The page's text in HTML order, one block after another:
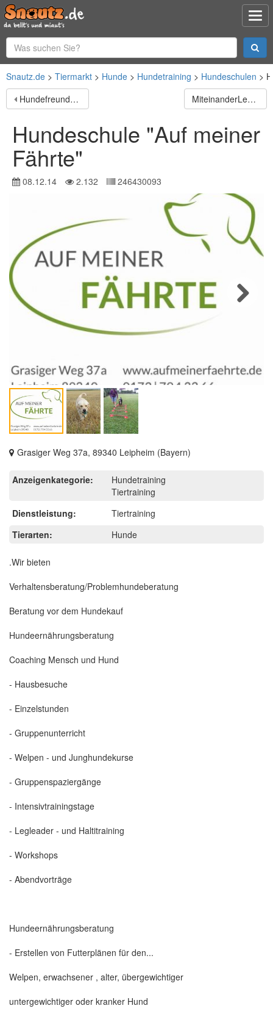
Snautz.de Tiermarkt Hunde Hundetraining Hundeschulen
Hundefreunde Assamstadt e.V.
MiteinanderLernen
Hundeschule "Auf meiner
Fährte"
08.12.14 2.132 246430093
Grasiger Weg 37a, 89340 Leipheim (Bayern)
Anzeigenkategorie:
Hundetraining
Tiertraining
Dienstleistung:
Tiertraining
Tierarten:
Hunde
.Wir bieten
Verhaltensberatung/Problemhundeberatung
Beratung vor dem Hundekauf
Hundeernährungsberatung
Coaching Mensch und Hund
- Hausbesuche
- Einzelstunden
- Gruppenunterricht
- Welpen - und Junghundekurse
- Gruppenspaziergänge
- Intensivtrainingstage
- Legleader - und Haltitraining
- Workshops
- Abendvorträge
Hundeernährungsberatung
- Erstellen von Futterplänen für den...
Welpen, erwachsener , alter, übergewichtiger
untergewichtiger oder kranker Hund